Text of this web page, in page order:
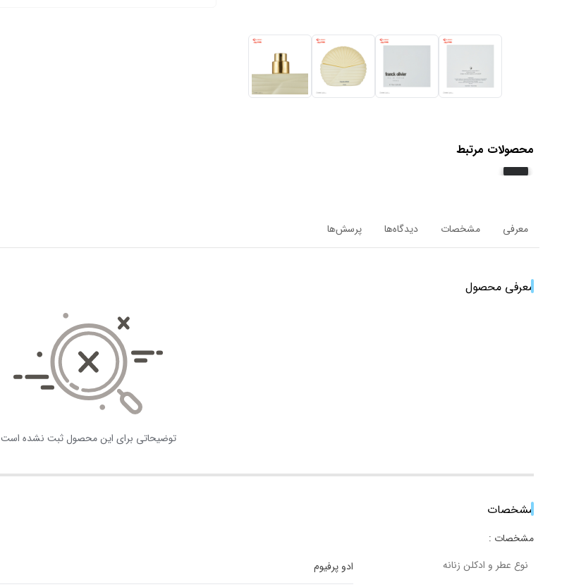
محصولات مرتبط
معرفی مشخصات دیدگاه‌ها پرسش‌ها
معرفی محصول
توضیحاتی برای این محصول ثبت نشده است
مشخصات
مشخصات :
نوع عطر و ادکلن زنانه
ادو پرفیوم